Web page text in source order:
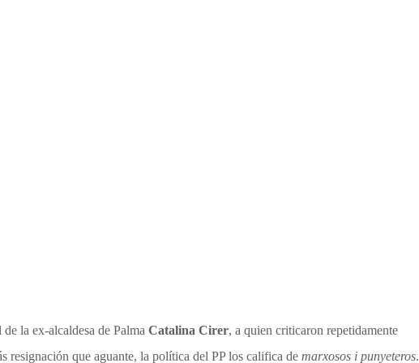
la ex-alcaldesa de Palma Catalina Cirer, a quien criticaron repetidamente
resignación que aguante, la política del PP los califica de marxosos i punyeteros.